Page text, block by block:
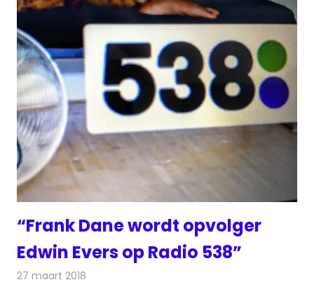
“Frank Dane wordt opvolger
Edwin Evers op Radio 538”
27 maart 2018